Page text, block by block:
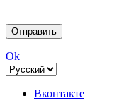
Ok
Вконтакте